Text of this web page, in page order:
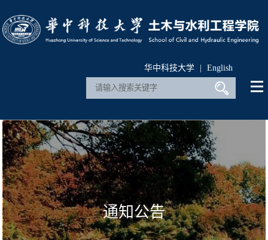
华中科技大学 | English
通知公告